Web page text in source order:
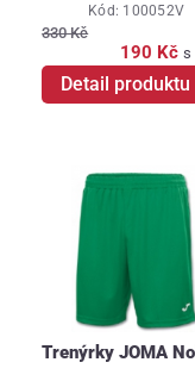
Kód: 100052V
330 Kč
190 Kč s
Detail produktu
Trenýrky JOMA